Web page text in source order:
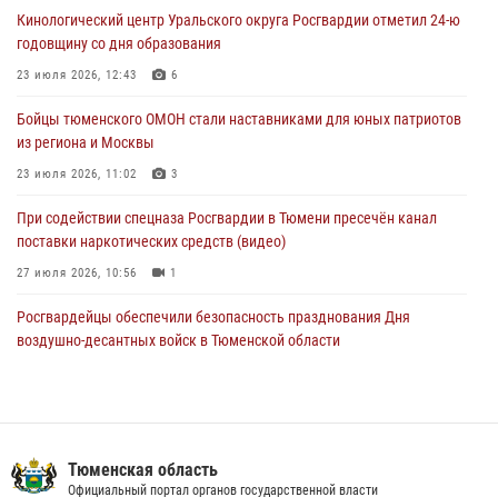
труженицу тыла из Тюмени
04 августа 2026, 11:07
условиях в Тюменской области (видео)
04 августа 2026, 06:28
Кинологический центр Уральского округа Росгвардии отметил 24-ю
годовщину со дня образования
23 июля 2026, 12:43 6
Бойцы тюменского ОМОН стали наставниками для юных патриотов
из региона и Москвы
23 июля 2026, 11:02 3
При содействии спецназа Росгвардии в Тюмени пресечён канал
поставки наркотических средств (видео)
27 июля 2026, 10:56 1
Росгвардейцы обеспечили безопасность празднования Дня
воздушно-десантных войск в Тюменской области
10 июля 2026, 11:46 7
Тюменская область
Официальный портал органов государственной власти